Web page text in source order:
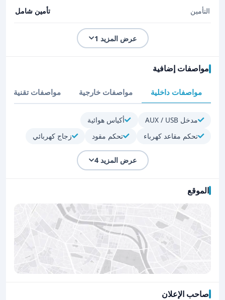
التأمين تأمين شامل
عرض المزيد 1
مواصفات إضافية
مواصفات داخلية مواصفات خارجية مواصفات تقنية
مدخل AUX / USB
أكياس هوائية
تحكم مقاعد كهرباء
تحكم مقود زجاج كهربائي
عرض المزيد 4
الموقع
صاحب الإعلان